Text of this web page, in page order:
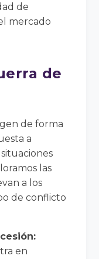
de
mercado
de
de forma
a
las
a los
de conflicto
en